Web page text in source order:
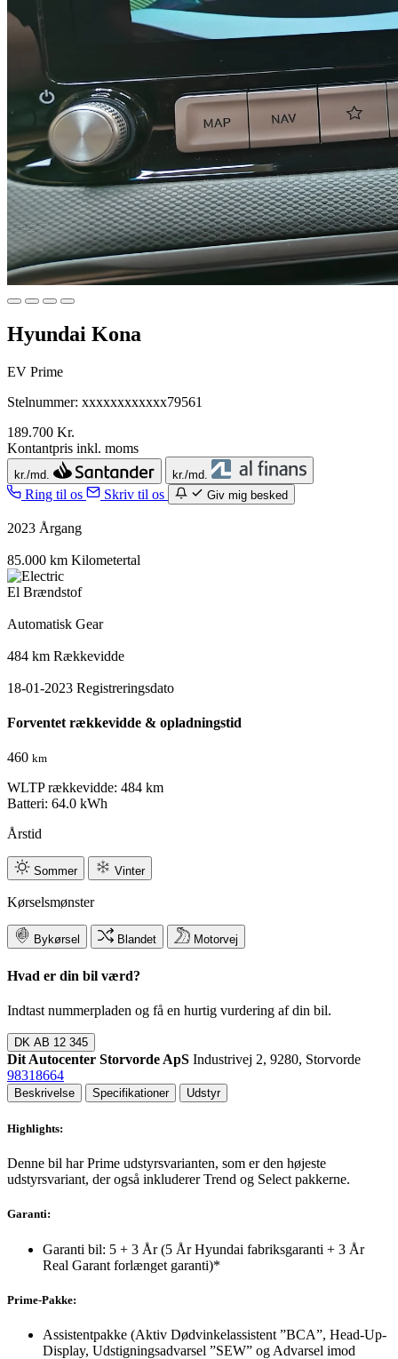
Hyundai Kona
EV Prime
Stelnummer: xxxxxxxxxxxx79561
189.700 Kr.
Kontantpris inkl. moms
kr./md. kr./md.
Ring til os Skriv til os Giv mig besked
2023 Årgang
85.000 km Kilometertal
El Brændstof
Automatisk Gear
484 km Rækkevidde
18-01-2023 Registreringsdato
Forventet rækkevidde & opladningstid
460 km
WLTP rækkevidde: 484 km
Batteri: 64.0 kWh
Årstid
Sommer Vinter
Kørselsmønster
Bykørsel Blandet Motorvej
Hvad er din bil værd?
Indtast nummerpladen og få en hurtig vurdering af din bil.
DK AB 12 345
Dit Autocenter Storvorde ApS Industrivej 2, 9280, Storvorde
98318664
Beskrivelse Specifikationer Udstyr
Highlights:
Denne bil har Prime udstyrsvarianten, som er den højeste
udstyrsvariant, der også inkluderer Trend og Select pakkerne.
Garanti:
Garanti bil: 5 + 3 År (5 År Hyundai fabriksgaranti + 3 År
Real Garant forlænget garanti)*
Prime-Pakke:
Assistentpakke (Aktiv Dødvinkelassistent ”BCA”, Head-Up-
Display, Udstigningsadvarsel ”SEW” og Advarsel imod